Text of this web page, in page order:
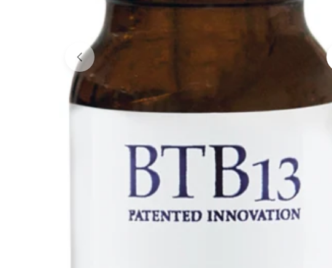
Avaa media 0 modaalissa